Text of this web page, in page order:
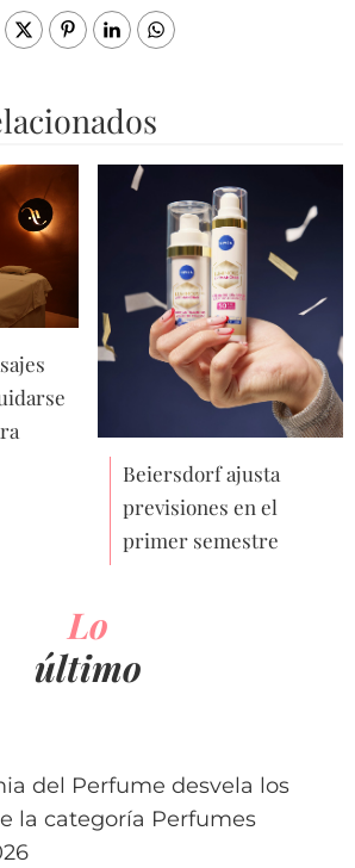
Beiersdorf ajusta
previsiones en el
primer semestre
Lo
último
del Perfume desvela los
la categoría Perfumes